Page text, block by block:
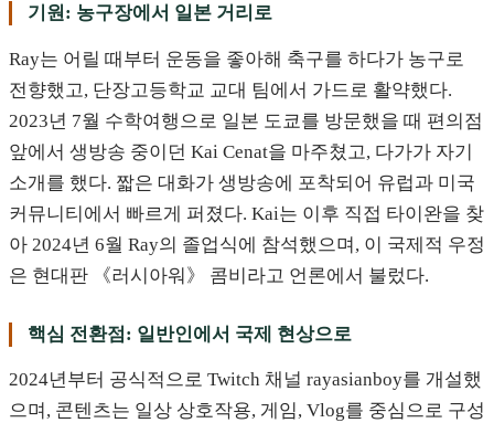
기원: 농구장에서 일본 거리로
Ray는 어릴 때부터 운동을 좋아해 축구를 하다가 농구로
전향했고, 단장고등학교 교대 팀에서 가드로 활약했다.
2023년 7월 수학여행으로 일본 도쿄를 방문했을 때 편의점
앞에서 생방송 중이던 Kai Cenat을 마주쳤고, 다가가 자기
소개를 했다. 짧은 대화가 생방송에 포착되어 유럽과 미국
커뮤니티에서 빠르게 퍼졌다. Kai는 이후 직접 타이완을 찾
아 2024년 6월 Ray의 졸업식에 참석했으며, 이 국제적 우정
은 현대판 《러시아워》 콤비라고 언론에서 불렀다.
핵심 전환점: 일반인에서 국제 현상으로
2024년부터 공식적으로 Twitch 채널 rayasianboy를 개설했
으며, 콘텐츠는 일상 상호작용, 게임, Vlog를 중심으로 구성